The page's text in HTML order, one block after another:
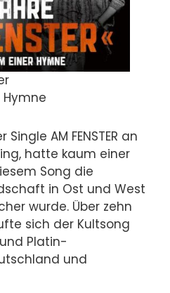
AM FENSTER an
hatte kaum einer
Song die
in Ost und West
wurde. Über zehn
sich der Kultsong
Platin-
und